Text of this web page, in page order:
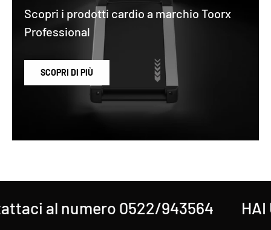
Scopri i prodotti cardio a marchio Toorx
Professional
SCOPRI DI PIÙ
al numero 0522/943564 HAI